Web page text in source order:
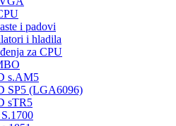
i padovi
i hladila
za CPU
s.AM5
SP5 (LGA6096)
sTR5